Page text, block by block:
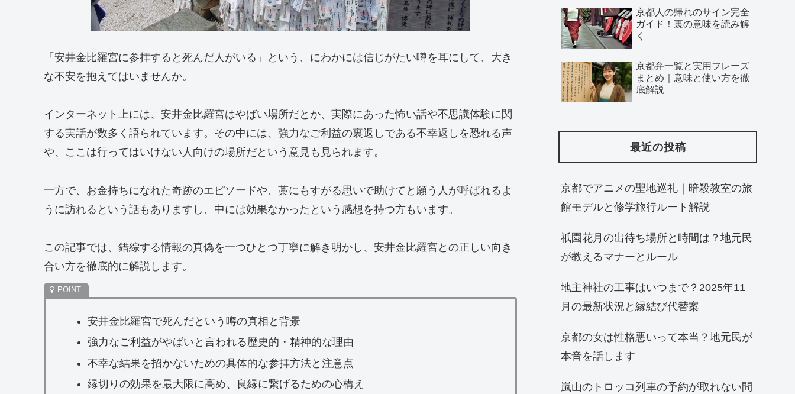
「安井金比羅宮に参拝すると死んだ人がいる」という、にわかには信じがたい噂を耳にして、大き
な不安を抱えてはいませんか。
インターネット上には、安井金比羅宮はやばい場所だとか、実際にあった怖い話や不思議体験に関
する実話が数多く語られています。その中には、強力なご利益の裏返しである不幸返しを恐れる声
や、ここは行ってはいけない人向けの場所だという意見も見られます。
一方で、お金持ちになれた奇跡のエピソードや、藁にもすがる思いで助けてと願う人が呼ばれるよ
うに訪れるという話もありますし、中には効果なかったという感想を持つ方もいます。
この記事では、錯綜する情報の真偽を一つひとつ丁寧に解き明かし、安井金比羅宮との正しい向き
合い方を徹底的に解説します。
安井金比羅宮で死んだという噂の真相と背景
強力なご利益がやばいと言われる歴史的・精神的な理由
不幸な結果を招かないための具体的な参拝方法と注意点
縁切りの効果を最大限に高め、良縁に繋げるための心構え
京都人の帰れのサイン完全
ガイド！裏の意味を読み解
く
京都弁一覧と実用フレーズ
まとめ｜意味と使い方を徹
底解説
最近の投稿
京都でアニメの聖地巡礼｜暗殺教室の旅
館モデルと修学旅行ルート解説
祇園花月の出待ち場所と時間は？地元民
が教えるマナーとルール
地主神社の工事はいつまで？2025年11
月の最新状況と縁結び代替案
京都の女は性格悪いって本当？地元民が
本音を話します
嵐山のトロッコ列車の予約が取れない問